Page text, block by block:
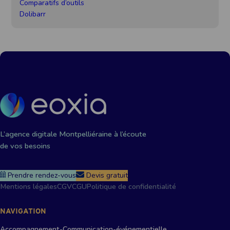
Comparatifs d’outils
Dolibarr
L’agence digitale Montpelliéraine à l’écoute
de vos besoins
Prendre rendez-vous
Devis gratuit
Mentions légalesCGVCGUPolitique de confidentialité
NAVIGATION